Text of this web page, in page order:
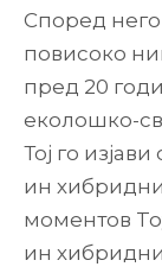
Според него
повисоко
пред 20
еколошко-
Тој го
ин
моментов
ин